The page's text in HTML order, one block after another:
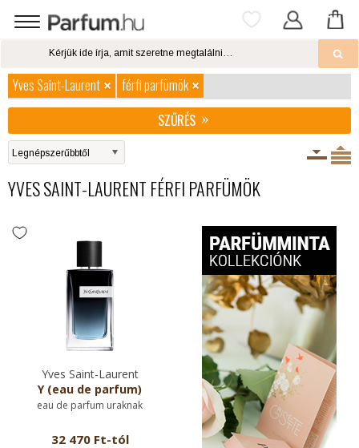
Yves Saint-Laurent
férfi parfümök
SZŰRÉS
YVES SAINT-LAURENT FÉRFI PARFÜMÖK
Yves Saint-Laurent
Y (eau de parfum)
eau de parfum uraknak
32 470 Ft-tól